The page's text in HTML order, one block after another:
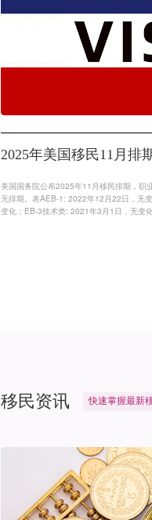
2025年美国移民11月排
美国国务院公布2025年11月移民排期，职
无排期。表AEB-1: 2022年12月22日，无
变化；EB-3技术类: 2021年3月1日，无变
移民资讯 快速掌握最新